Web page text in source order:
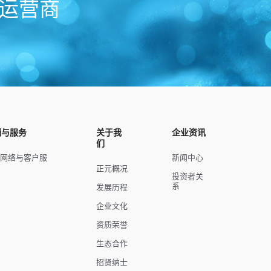
营商
服务
络与客户服
关于我
们
正元概况
发展历程
企业文化
资质荣誉
生态合作
招贤纳士
企业资讯
新闻中心
投资者关
系